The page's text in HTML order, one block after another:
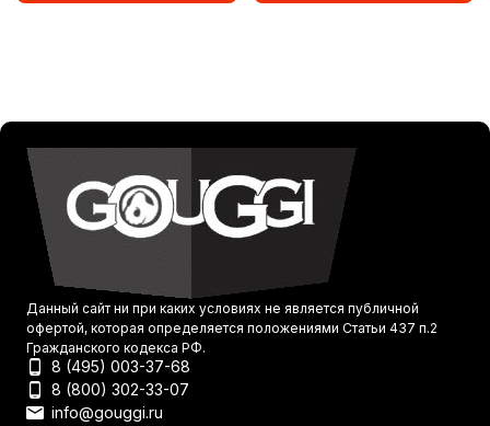
Данный сайт ни при каких условиях не является публичной
офертой, которая определяется положениями Статьи 437 п.2
Гражданского кодекса РФ.
8 (495) 003-37-68
8 (800) 302-33-07
info@gouggi.ru